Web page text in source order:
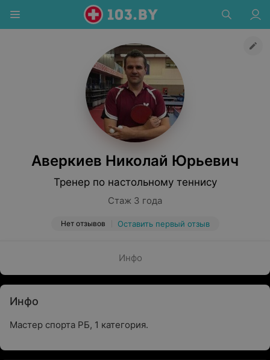
Аверкиев Николай Юрьевич
Тренер по настольному теннису
Стаж 3 года
Нет отзывов Оставить первый отзыв
Инфо
Инфо
Мастер спорта РБ, 1 категория.